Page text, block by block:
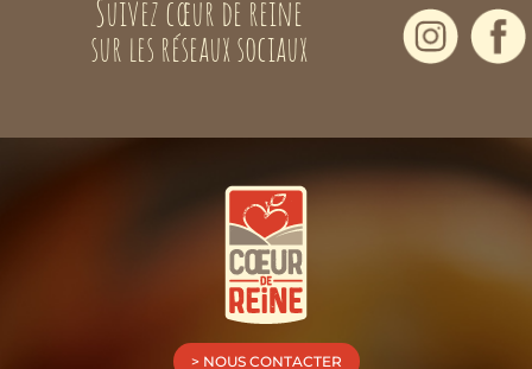
Suivez cœur de reine
sur les réseaux sociaux
> NOUS CONTACTER